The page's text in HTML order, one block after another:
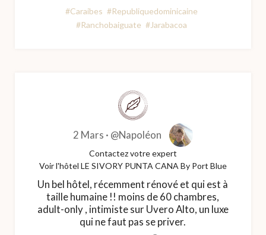
#Caraibes #Republiquedominicaine
#Ranchobaiguate #Jarabacoa
2 Mars · @Napoléon
Contactez votre expert
Voir l'hôtel LE SIVORY PUNTA CANA By Port Blue
Un bel hôtel, récemment rénové et qui est à
taille humaine !! moins de 60 chambres,
adult-only , intimiste sur Uvero Alto, un luxe
qui ne faut pas se priver.